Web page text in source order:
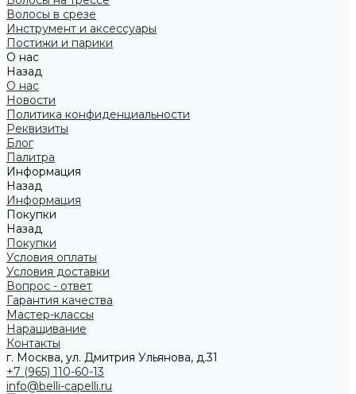
Волосы в срезе
Инструмент и аксессуары
Постижи и парики
О нас
Назад
О нас
Новости
Политика конфиденциальности
Реквизиты
Блог
Палитра
Информация
Назад
Информация
Покупки
Назад
Покупки
Условия оплаты
Условия доставки
Вопрос - ответ
Гарантия качества
Мастер-классы
Наращивание
Контакты
г. Москва, ул. Дмитрия Ульянова, д.31
+7 (965) 110-60-13
info@belli-capelli.ru